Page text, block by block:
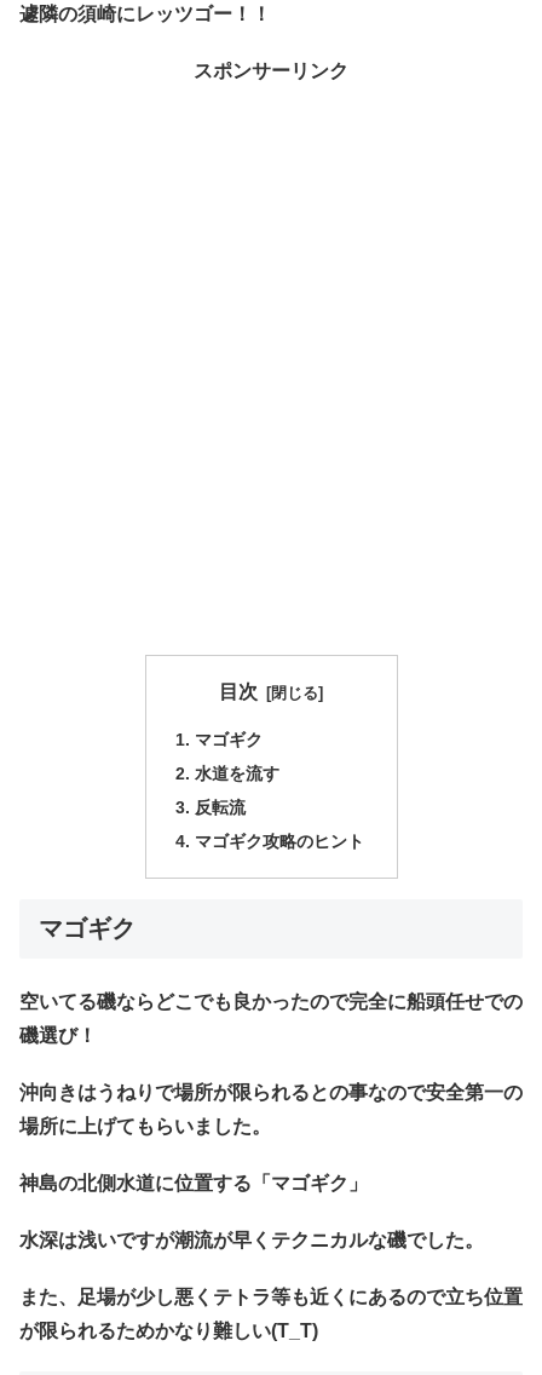
遽隣の須崎にレッツゴー！！
スポンサーリンク
目次
マゴギク
水道を流す
反転流
マゴギク攻略のヒント
マゴギク
空いてる磯ならどこでも良かったので完全に船頭任せでの
磯選び！
沖向きはうねりで場所が限られるとの事なので安全第一の
場所に上げてもらいました。
神島の北側水道に位置する「マゴギク」
水深は浅いですが潮流が早くテクニカルな磯でした。
また、足場が少し悪くテトラ等も近くにあるので立ち位置
が限られるためかなり難しい(T_T)